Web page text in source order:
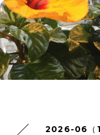
2026-06（